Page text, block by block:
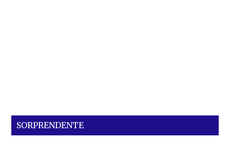
SORPRENDENTE